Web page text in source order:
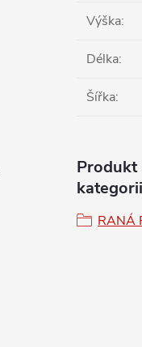
Výška:
Délka:
Šířka:
Produkt
kategorii
RANÁ